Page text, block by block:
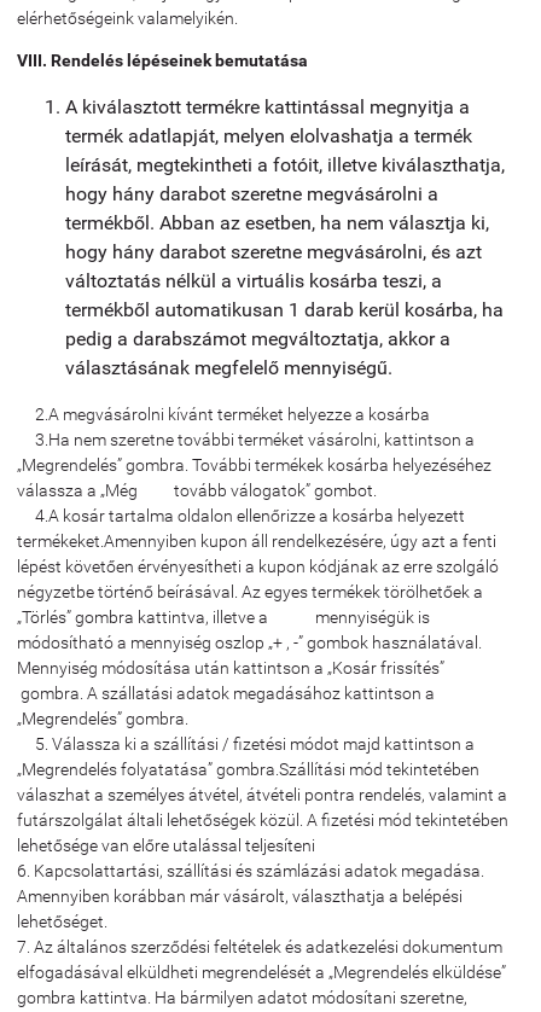
elérhetőségeink valamelyikén.
VIII. Rendelés lépéseinek bemutatása
A kiválasztott termékre kattintással megnyitja a
termék adatlapját, melyen elolvashatja a termék
leírását, megtekintheti a fotóit, illetve kiválaszthatja,
hogy hány darabot szeretne megvásárolni a
termékből. Abban az esetben, ha nem választja ki,
hogy hány darabot szeretne megvásárolni, és azt
változtatás nélkül a virtuális kosárba teszi, a
termékből automatikusan 1 darab kerül kosárba, ha
pedig a darabszámot megváltoztatja, akkor a
választásának megfelelő mennyiségű.
2.A megvásárolni kívánt terméket helyezze a kosárba
3.Ha nem szeretne további terméket vásárolni, kattintson a
„Megrendelés” gombra. További termékek kosárba helyezéséhez
válassza a „Még tovább válogatok” gombot.
4.A kosár tartalma oldalon ellenőrizze a kosárba helyezett
termékeket.Amennyiben kupon áll rendelkezésére, úgy azt a fenti
lépést követően érvényesítheti a kupon kódjának az erre szolgáló
négyzetbe történő beírásával. Az egyes termékek törölhetőek a
„Törlés” gombra kattintva, illetve a mennyiségük is
módosítható a mennyiség oszlop „+ , -” gombok használatával.
Mennyiség módosítása után kattintson a „Kosár frissítés”
gombra. A szállatási adatok megadásához kattintson a
„Megrendelés” gombra.
5. Válassza ki a szállítási / fizetési módot majd kattintson a
„Megrendelés folyatatása” gombra.Szállítási mód tekintetében
válaszhat a személyes átvétel, átvételi pontra rendelés, valamint a
futárszolgálat általi lehetőségek közül. A fizetési mód tekintetében
lehetősége van előre utalással teljesíteni
6. Kapcsolattartási, szállítási és számlázási adatok megadása.
Amennyiben korábban már vásárolt, választhatja a belépési
lehetőséget.
7. Az általános szerződési feltételek és adatkezelési dokumentum
elfogadásával elküldheti megrendelését a „Megrendelés elküldése”
gombra kattintva. Ha bármilyen adatot módosítani szeretne,